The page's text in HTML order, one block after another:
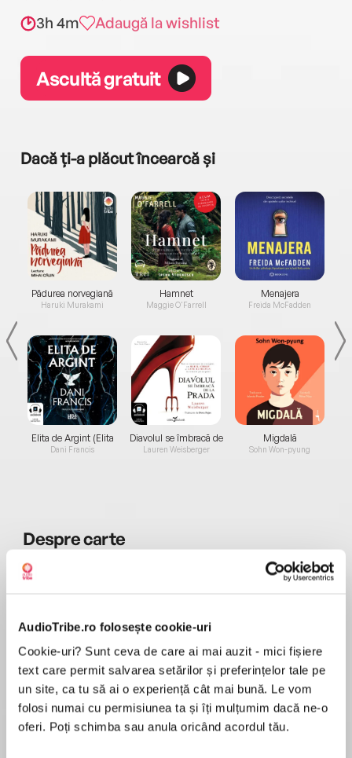
AudioTribe.ro folosește cookie-uri
Cookie-uri? Sunt ceva de care ai mai auzit - mici fișiere
text care permit salvarea setărilor și preferințelor tale pe
un site, ca tu să ai o experiență cât mai bună. Le vom
folosi numai cu permisiunea ta și îți mulțumim dacă ne-o
oferi. Poți schimba sau anula oricând acordul tău.
3h 4m
Adaugă la wishlist
Ascultă gratuit
Dacă ți-a plăcut încearcă și
Pădurea norvegiană
Haruki Murakami
Elita de Argint (Elita
de...
Dani Francis
Hamnet
Maggie O'Farrell
Diavolul se îmbracă de
la...
Lauren Weisberger
Menajera
Freida McFadden
Migdală
Sohn Won-pyung
Desprecarte
„Venim pe lume echipați cu «Dumnezeu», altfel
spus cu nevoia de a da nume vastității, acelui
nelimitatului. Dumnezeu este arhetipul
dincolo de relativ, de aproximativ, de coruptibil.
Dumnezeu e «cuierul» ontologic în care ne
agățăm nevoia de absolut, idealul, dorința
fierbinte, speranța și frica de moarte. Nu facem
decât să-l înjosim căutându-l prin ceruri,
MAI MULT
Recenzii
O mare porcărie în care tot ce face autorul este